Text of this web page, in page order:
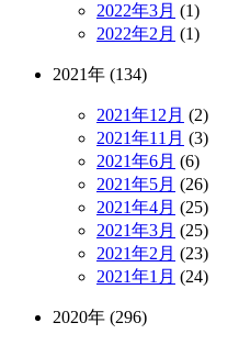
2022年3月 (1)
2022年2月 (1)
2021年 (134)
2021年12月 (2)
2021年11月 (3)
2021年6月 (6)
2021年5月 (26)
2021年4月 (25)
2021年3月 (25)
2021年2月 (23)
2021年1月 (24)
2020年 (296)